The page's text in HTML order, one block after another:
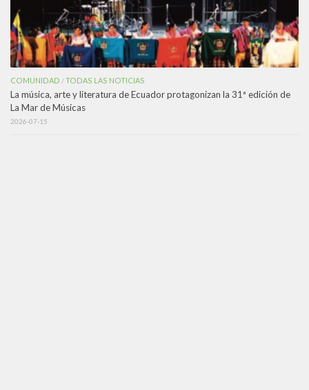
COMUNIDAD /TODAS LAS NOTICIAS
La música, arte y literatura de Ecuador protagonizan la 31ª edición de
La Mar de Músicas
2026-07-15